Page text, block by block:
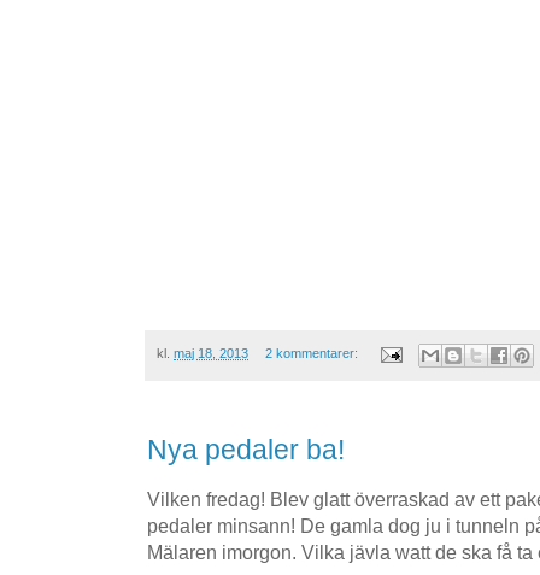
kl. maj 18, 2013 2 kommentarer:
Nya pedaler ba!
Vilken fredag! Blev glatt överraskad av ett
pedaler minsann! De gamla dog ju i tunneln
Mälaren imorgon. Vilka jävla watt de ska få ta